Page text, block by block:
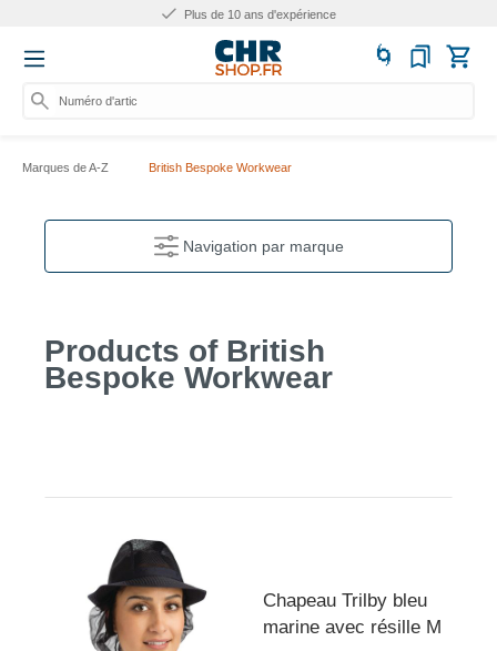
Plus de 10 ans d'expérience
Numéro d'articl
Marques de A-Z British Bespoke Workwear
Navigation par marque
Products of British
Bespoke Workwear
Chapeau Trilby bleu
marine avec résille M